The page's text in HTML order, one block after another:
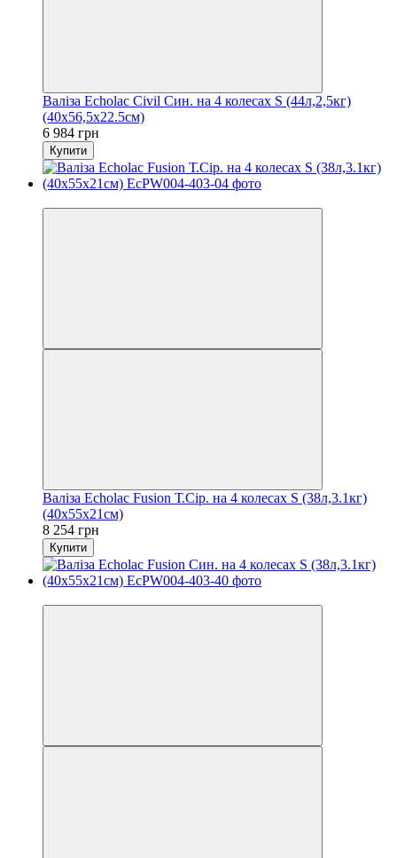
Валіза Echolac Civil Син. на 4 колесах S (44л,2,5кг)
(40x56,5x22.5см)
6 984 грн
Купити
Валіза Echolac Fusion Т.Сір. на 4 колесах S (38л,3.1кг)
(40x55x21см)
8 254 грн
Купити